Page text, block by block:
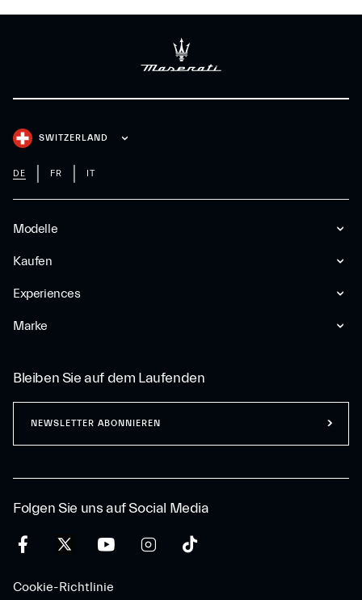
Modelle
Kaufen
Experiences
Marke
SWITZERLAND
DE FR IT
Folgen Sie uns auf Social Media
Cookie-Richtlinie
Bleiben Sie auf dem Laufenden
NEWSLETTER ABONNIEREN